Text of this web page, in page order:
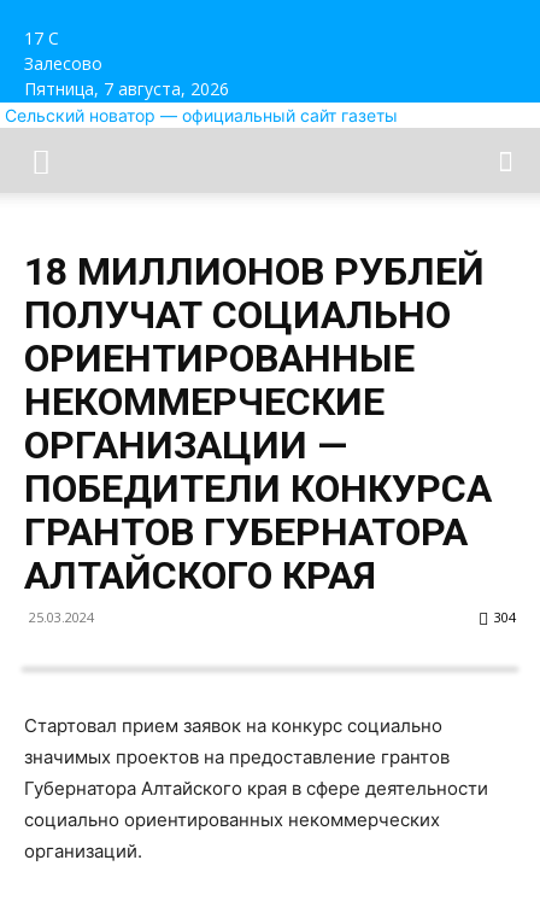
17 C
Залесово
Пятница, 7 августа, 2026
Сельский новатор — официальный сайт газеты
18 МИЛЛИОНОВ РУБЛЕЙ
ПОЛУЧАТ СОЦИАЛЬНО
ОРИЕНТИРОВАННЫЕ
НЕКОММЕРЧЕСКИЕ
ОРГАНИЗАЦИИ —
ПОБЕДИТЕЛИ КОНКУРСА
ГРАНТОВ ГУБЕРНАТОРА
АЛТАЙСКОГО КРАЯ
25.03.2024 304
Стартовал прием заявок на конкурс социально
значимых проектов на предоставление грантов
Губернатора Алтайского края в сфере деятельности
социально ориентированных некоммерческих
организаций.